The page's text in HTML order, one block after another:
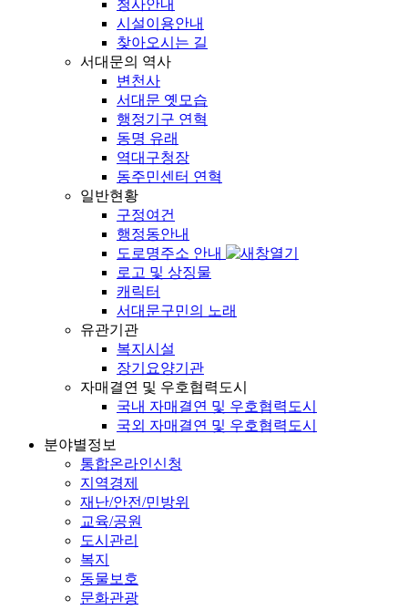
청사안내
시설이용안내
찾아오시는 길
서대문의 역사
변천사
서대문 옛모습
행정기구 연혁
동명 유래
역대구청장
동주민센터 연혁
일반현황
구정여건
행정동안내
도로명주소 안내
로고 및 상징물
캐릭터
서대문구민의 노래
유관기관
복지시설
장기요양기관
자매결연 및 우호협력도시
국내 자매결연 및 우호협력도시
국외 자매결연 및 우호협력도시
분야별정보
통합온라인신청
지역경제
재난/안전/민방위
교육/공원
도시관리
복지
동물보호
문화관광